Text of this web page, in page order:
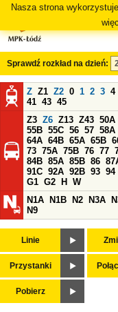
Nasza strona
Sprawdź rozkład na dzień:
Z Z1 Z2 0 1 2 3 4
41 43 45
Z3 Z6 Z13 Z43 50A
55B 55C 56 57 58A
64A 64B 65A 65B
73 75A 75B 76 77
84B 85A 85B 86
91C 92A 92B 93 94
G1 G2 H
W
N1A
N1B N2 N3A
N9
Linie
Przystanki
Pobierz